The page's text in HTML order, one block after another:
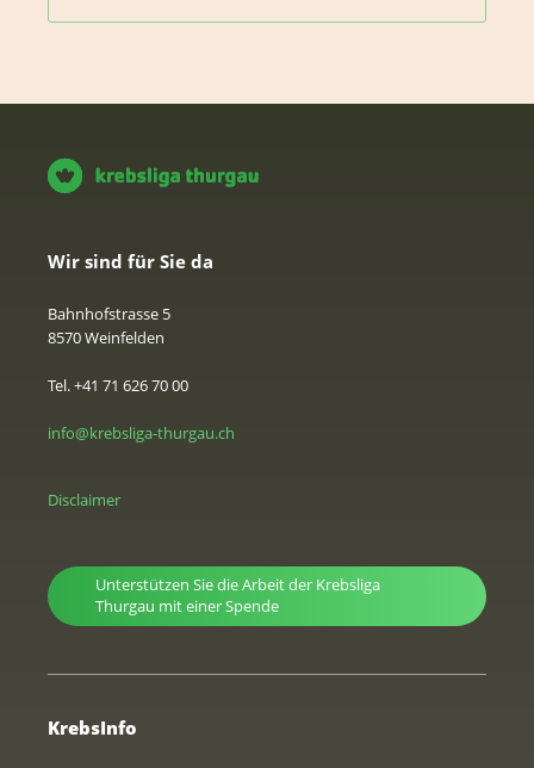
Wir sind für Sie da
Bahnhofstrasse 5
8570 Weinfelden
Tel. +41 71 626 70 00
info@krebsliga-thurgau.ch
Disclaimer
Unterstützen Sie die Arbeit der Krebsliga
Thurgau mit einer Spende
KrebsInfo